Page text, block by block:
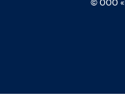
© ООО